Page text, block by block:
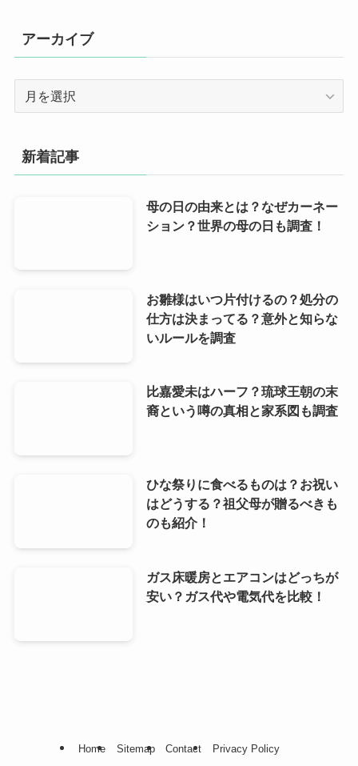
リ
ー
アーカイブ
イ
ブ
新着記事
母の日の由来とは？なぜカーネー
ション？世界の母の日も調査！
お雛様はいつ片付けるの？処分の
仕方は決まってる？意外と知らな
いルールを調査
比嘉愛未はハーフ？琉球王朝の末
裔という噂の真相と家系図も調査
ひな祭りに食べるものは？お祝い
はどうする？祖父母が贈るべきも
のも紹介！
ガス床暖房とエアコンはどっちが
安い？ガス代や電気代を比較！
Home Sitemap Contact Privacy Policy